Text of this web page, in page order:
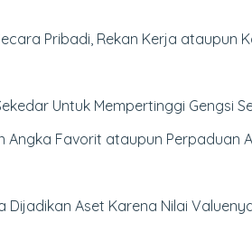
Pribadi, Rekan Kerja ataupun
Untuk Mempertinggi Gengsi
Angka Favorit ataupun Perpaduan
Dijadikan Aset Karena Nilai